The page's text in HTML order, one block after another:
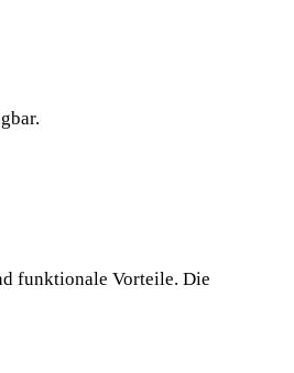
funktionale Vorteile. Die